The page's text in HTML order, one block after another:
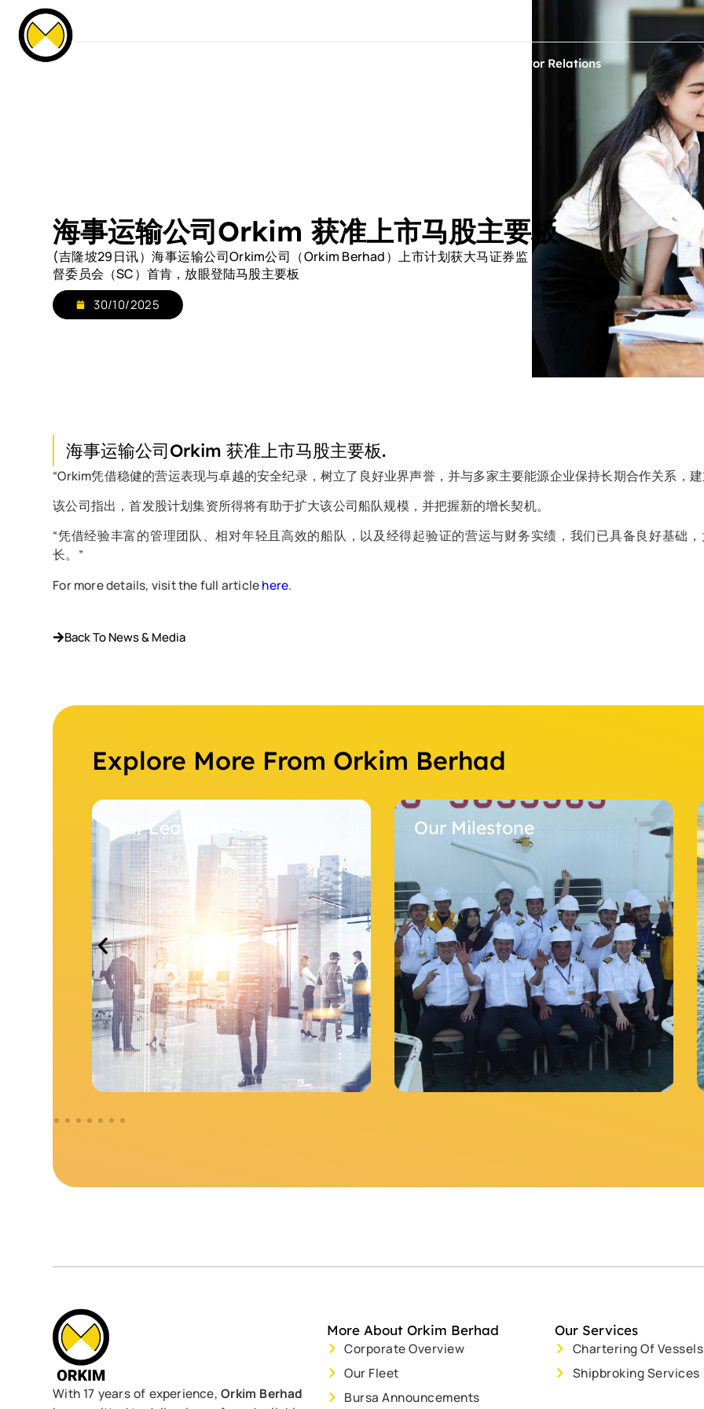
Investor Relations
海事运输公司Orkim 获准上市马股主要板.
(吉隆坡29日讯）海事运输公司Orkim公司（Orkim Berhad）上市计划获大马证券监
督委员会（SC）首肯，放眼登陆马股主要板
30/10/2025
海事运输公司Orkim 获准上市马股主要板.
“Orkim凭借稳健的营运表现与卓越的安全纪录，树立了良好业界声誉，并与多家主要能源企业保持长期合作关系，
该公司指出，首发股计划集资所得将有助于扩大该公司船队规模，并把握新的增长契机。
“凭借经验丰富的管理团队、相对年轻且高效的船队，以及经得起验证的营运与财务实绩，我们已具备良好基础
长。”
For more details, visit the full articlehere.
Back To News & Media
Explore More From Orkim Berhad
Our Leaders Our Milestone
With 17 years of experience,Orkim Berhad
More About Orkim Berhad
Corporate Overview
Our Fleet
Bursa Announcements
Our Services
Chartering Of Vessels
Shipbroking Services